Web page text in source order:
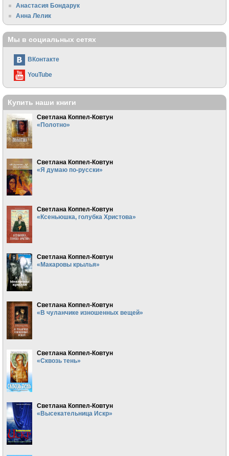
Анастасия Бондарук
Анна Лелик
Мы в социальных сетях
ВКонтакте
YouTube
Купить наши книги
Светлана Коппел-Ковтун
«Полотно»
Светлана Коппел-Ковтун
«Я думаю по-русски»
Светлана Коппел-Ковтун
«Ксеньюшка, голубка Христова»
Светлана Коппел-Ковтун
«Макаровы крылья»
Светлана Коппел-Ковтун
«В чуланчике изношенных вещей»
Светлана Коппел-Ковтун
«Сквозь тень»
Светлана Коппел-Ковтун
«Высекательница Искр»